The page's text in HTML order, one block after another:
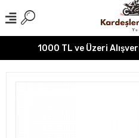
1000 TL ve Üzeri